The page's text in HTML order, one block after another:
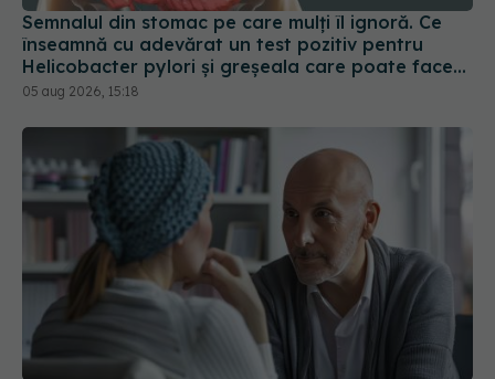
Semnalul din stomac pe care mulți îl ignoră. Ce
înseamnă cu adevărat un test pozitiv pentru
Helicobacter pylori și greșeala care poate face
tratamentul mult mai dificil
05 aug 2026, 15:18